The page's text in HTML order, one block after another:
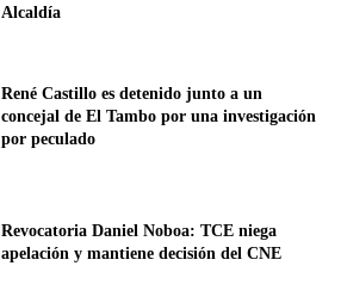
Alcaldía
René Castillo es detenido junto a un
concejal de El Tambo por una investigación
por peculado
Revocatoria Daniel Noboa: TCE niega
apelación y mantiene decisión del CNE